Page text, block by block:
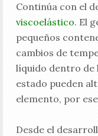
Continúa con el
viscoelástico. El
pequeños
cambios de
líquido dentro de
estado pueden
elemento, por
Desde el